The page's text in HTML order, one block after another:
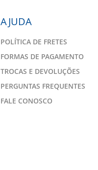
AJUDA
POLÍTICA DE FRETES
FORMAS DE PAGAMENTO
TROCAS E DEVOLUÇÕES
PERGUNTAS FREQUENTES
FALE CONOSCO